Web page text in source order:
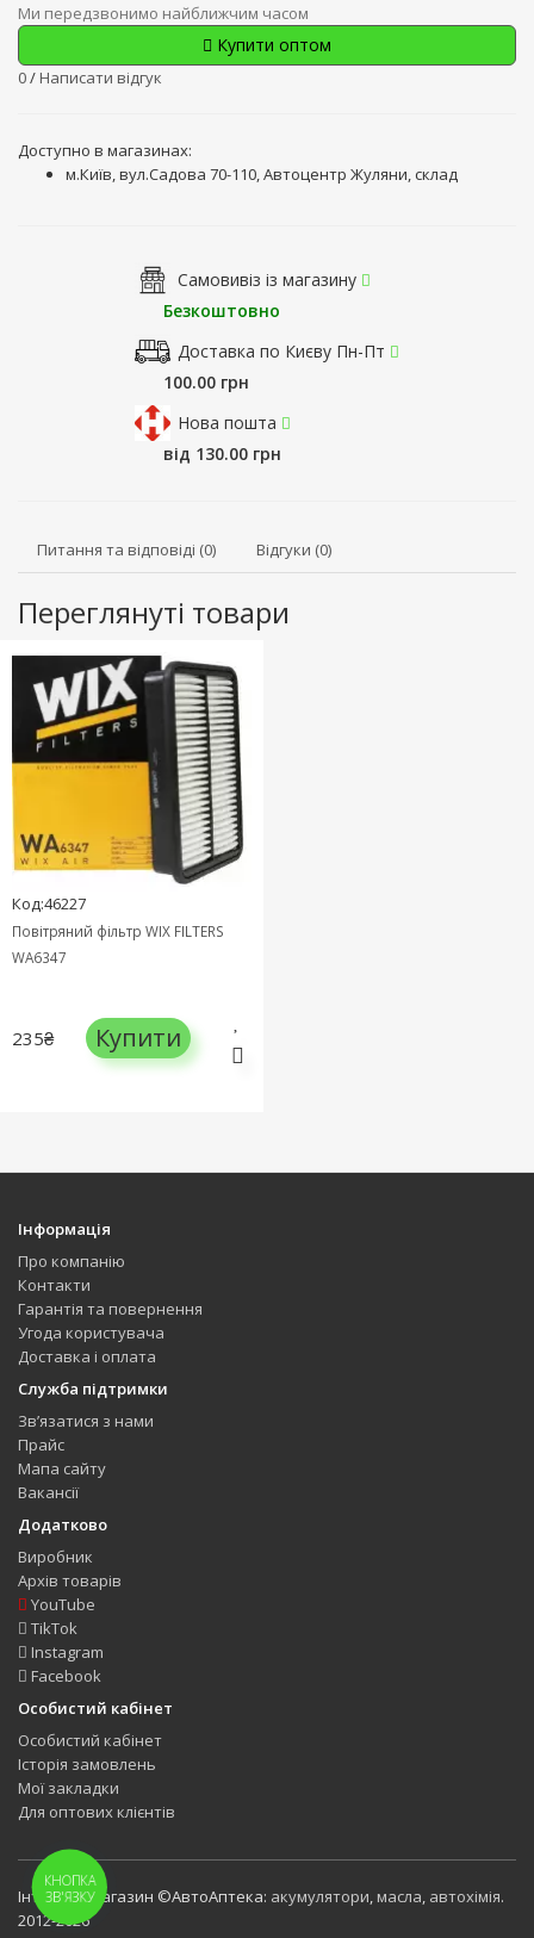
Ми передзвонимо найближчим часом
Купити оптом
0/ Написати відгук
Доступно в магазинах:
м.Київ, вул.Садова 70-110, Автоцентр Жуляни, склад
Самовивіз із магазину
Безкоштовно
Доставка по Києву Пн-Пт
100.00 грн
Нова пошта
від 130.00 грн
Питання та відповіді (0) Відгуки (0)
Переглянуті товари
Код:46227
Повітряний фільтр WIX FILTERS
WA6347
235₴ Купити
Інформація
Про компанію
Контакти
Гарантія та повернення
Угода користувача
Доставка і оплата
Служба підтримки
Зв’язатися з нами
Прайс
Мапа сайту
Вакансії
Додатково
Виробник
Архів товарів
YouTube
TikTok
Instagram
Facebook
Особистий кабінет
Особистий кабінет
Історія замовлень
Мої закладки
Для оптових клієнтів
Інтернет-магазин ©АвтоАптека: акумулятори масла автохімія.
2012-2026
КНОПКА
ЗВ'ЯЗКУ